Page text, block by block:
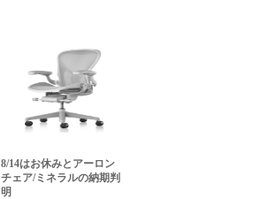
8/14はお休みとアーロン
チェア/ミネラルの納期判
明